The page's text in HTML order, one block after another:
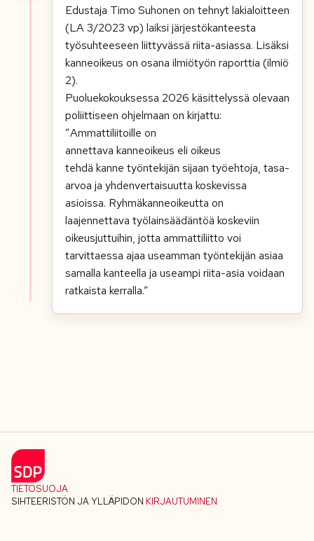
Edustaja Timo Suhonen on tehnyt lakialoitteen
(LA 3/2023 vp) laiksi järjestökanteesta
työsuhteeseen liittyvässä riita-asiassa. Lisäksi
kanneoikeus on osana ilmiötyön raporttia (ilmiö
2).
Puoluekokouksessa 2026 käsittelyssä olevaan
poliittiseen ohjelmaan on kirjattu:
”Ammattiliitoille on
annettava kanneoikeus eli oikeus
tehdä kanne työntekijän sijaan työehtoja, tasa-
arvoa ja yhdenvertaisuutta koskevissa
asioissa. Ryhmäkanneoikeutta on
laajennettava työlainsäädäntöä koskeviin
oikeusjuttuihin, jotta ammattiliitto voi
tarvittaessa ajaa useamman työntekijän asiaa
samalla kanteella ja useampi riita-asia voidaan
ratkaista kerralla.”
TIETOSUOJA
SIHTEERISTÖN JA YLLÄPIDON KIRJAUTUMINEN